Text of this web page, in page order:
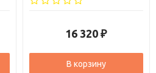
16 320 ₽
В корзину